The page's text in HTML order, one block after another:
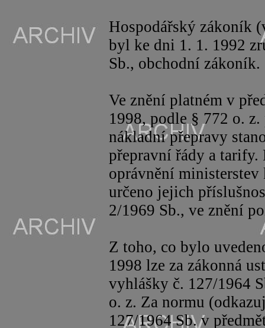
Hospodářský zákoník
byl ke dni 1. 1. 1992
Sb., obchodní zákoník.
Ve znění platném v
1998, podle § 772 o.
nákladní přepravy
přepravní řády a tarify.
oprávnění
určeno jejich
2/1969 Sb., ve znění
Z toho, co bylo
1998 lze za zákonná
vyhlášky č. 127/1964
o. z. Za normu
127/1964 Sb. v